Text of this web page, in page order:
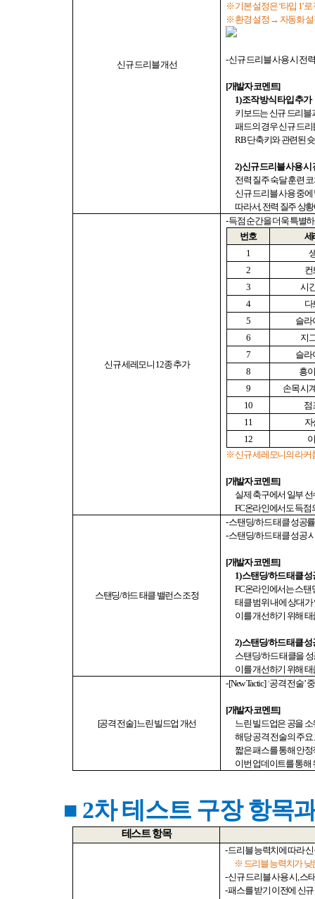
신규드리블 개선
※ 기본 설정은‘타입 1’로
※ 환경 설정 → 자동화
-신규 드리블 사용 시 전
[개발자 코멘트]
1)조작 방식 타입 추가
키보드는 신규 드리블
패드의 경우 신규 드
RB단축키와 관련된 슛
2)신규 드리블 사용 시
전력 질주 숙달 훈련
신규 드리블 사용 중
따라서,전력 질주 상
신규 세레모니 12종 추가
-득점 순간을 더욱 특별
번호
세
1
2
컨
3
시
4
다
5
슬라
6
지
7
슬라
8
흥
9
손목 시
10
점
11
자
12
※ 신규 세레모니의 라커
[개발자 코멘트]
실제 축구에서 일부
FC온라인에서도 득점
스탠딩/하드 태클 밸런스 조정
-스탠딩/하드 태클 성공
-스탠딩/하드 태클 성공
[개발자 코멘트]
1)스탠딩/하드 태클 성
FC온라인에서는 스탠
태클 범위 내에 상대
이를 개선하기 위해
2)스탠딩/하드 태클 성
스탠딩/하드 태클을
이를 개선하기 위해
[공격 전술]느린 빌드업 개선
- [New Tactic] ‘공격 전술’
[개발자 코멘트]
느린 빌드업은 공을
해당 공격 전술의 주
짧은 패스를 통해 안
이번 업데이트를 통해
■ 2차 테스트 구장 항목
테스트 항목
-드리블 능력치에 따라
※ 드리블 능력치가 낮
-신규 드리블 사용 시,스
-패스를 받기 이전에 신